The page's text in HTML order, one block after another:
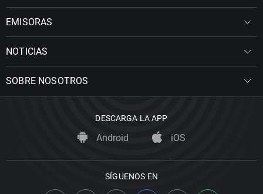
EMISORAS
NOTICIAS
SOBRE NOSOTROS
DESCARGA LA APP
Android iOS
SÍGUENOS EN